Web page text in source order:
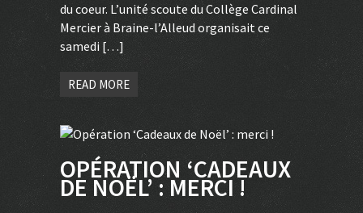
du coeur. L’unité scoute du Collège Cardinal
Mercier à Braine-l’Alleud organisait ce
samedi […]
READ MORE
OPÉRATION ‘CADEAUX
DE NOËL’ : MERCI !